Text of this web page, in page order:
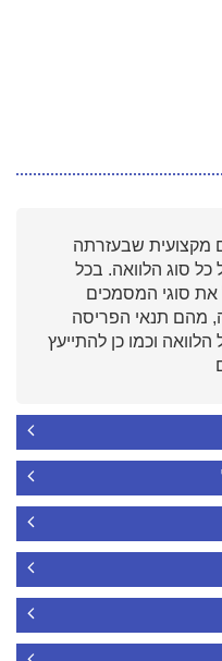
מקצועית שבעזרתה
סוג הלוואה. בכל
את סוגי המסמכים
מהם תנאי הפריסה
וכמו כן להתייעץ